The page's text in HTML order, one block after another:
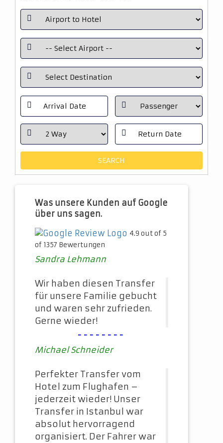
Was unsere Kunden auf Google
über uns sagen.
4.9 out of 5
of 1357 Bewertungen
Sandra Lehmann
Wir haben diesen Transfer
für unsere Familie gebucht
und waren sehr zufrieden.
Gerne wieder!
--------
Michael Schneider
Perfekter Transfer vom
Hotel zum Flughafen –
jederzeit wieder! Unser
Transfer in Istanbul war
absolut hervorragend
organisiert. Der Fahrer war